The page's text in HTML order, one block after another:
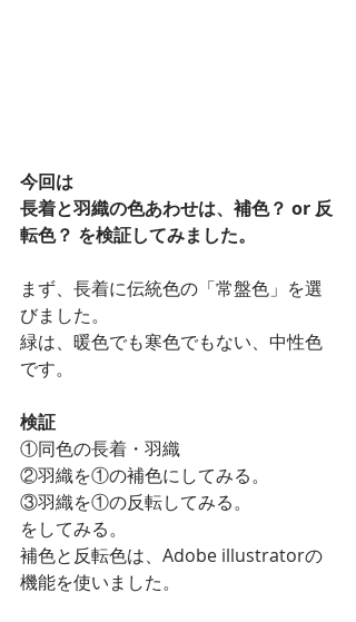
今回は
長着と羽織の色あわせは、補色？ or 反
転色？ を検証してみました。
まず、長着に伝統色の「常盤色」を選
びました。
緑は、暖色でも寒色でもない、中性色
です。
検証
①同色の長着・羽織
②羽織を①の補色にしてみる。
③羽織を①の反転してみる。
をしてみる。
補色と反転色は、Adobe illustratorの
機能を使いました。